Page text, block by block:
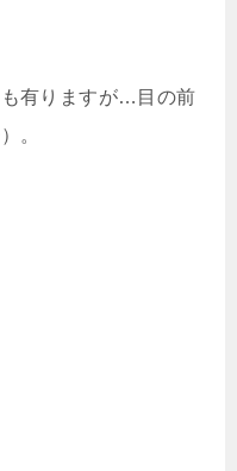
有りますが…目の前
。